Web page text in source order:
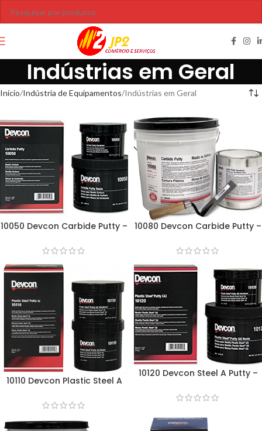
Indústrias em Geral
Início Indústria de Equipamentos Indústrias em Geral
10050 Devcon Carbide Putty –
10080 Devcon Carbide Putty –
10110 Devcon Plastic Steel A
10120 Devcon Steel A Putty –